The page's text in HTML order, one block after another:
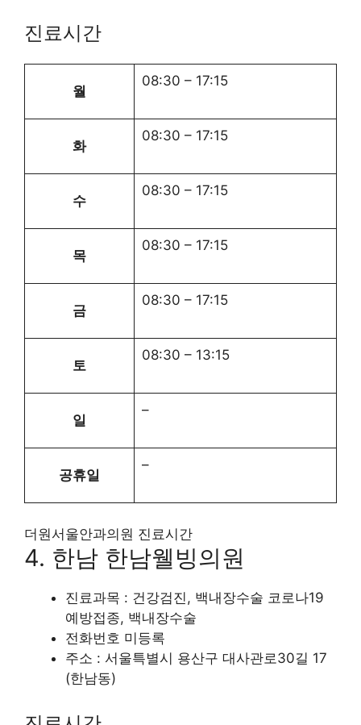
진료시간
월
08:30 – 17:15
화
08:30 – 17:15
수
08:30 – 17:15
목
08:30 – 17:15
금
08:30 – 17:15
토
08:30 – 13:15
일
–
공휴일
–
더원서울안과의원 진료시간
4. 한남 한남웰빙의원
진료과목 : 건강검진, 백내장수술 코로나19
예방접종, 백내장수술
전화번호 미등록
주소 : 서울특별시 용산구 대사관로30길 17
(한남동)